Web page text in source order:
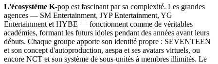
L'écosystème K-pop est fascinant par sa complexité. Les grandes
agences — SM Entertainment, JYP Entertainment, YG
Entertainment et HYBE — fonctionnent comme de véritables
académies, formant les futurs idoles pendant des années avant leurs
débuts. Chaque groupe apporte son identité propre : SEVENTEEN
et son concept d'autoproduction, aespa et ses avatars virtuels, ou
encore NCT et son système de sous-unités à membres illimités. Le